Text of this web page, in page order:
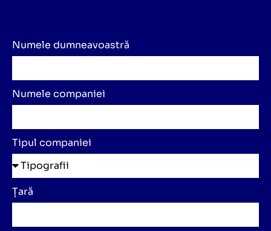
Numele dumneavoastră
Numele companiei
Tipul companiei
Țară